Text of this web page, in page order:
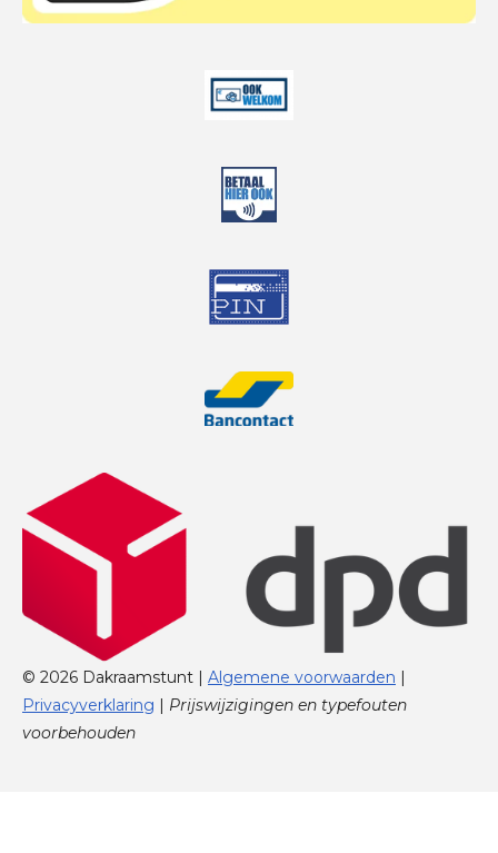
© 2026 Dakraamstunt | Algemene voorwaarden |
Privacyverklaring | Prijswijzigingen en typefouten
voorbehouden